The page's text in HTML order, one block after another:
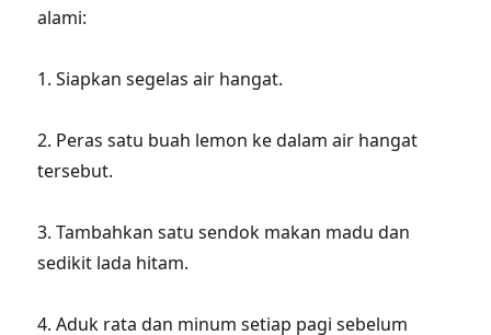
alami:
1. Siapkan segelas air hangat.
2. Peras satu buah lemon ke dalam air hangat
tersebut.
3. Tambahkan satu sendok makan madu dan
sedikit lada hitam.
4. Aduk rata dan minum setiap pagi sebelum